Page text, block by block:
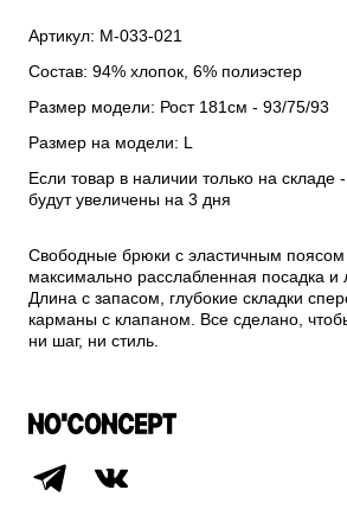
Артикул: М-033-021
Состав: 94% хлопок, 6% полиэстер
Размер модели: Рост 181см - 93/75/93
Размер на модели: L
Если товар в наличии только на складе
будут увеличены на 3 дня
Свободные брюки с эластичным
максимально расслабленная посадка и
Длина с запасом, глубокие складки
карманы с клапаном. Все сделано,
ни шаг, ни стиль.